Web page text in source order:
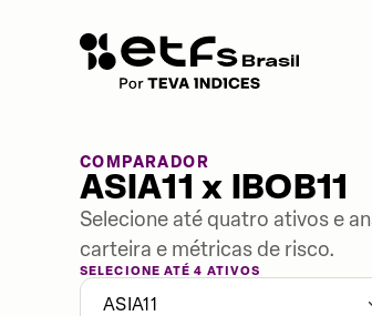
COMPARADOR
ASIA11 x IBOB11
Selecione até quatro ativos e
carteira e métricas de risco.
SELECIONE ATÉ 4 ATIVOS
ASIA11